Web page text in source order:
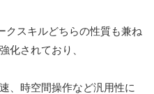
クスキルどちらの性質も兼ね
化されており、
、時空間操作など汎用性に